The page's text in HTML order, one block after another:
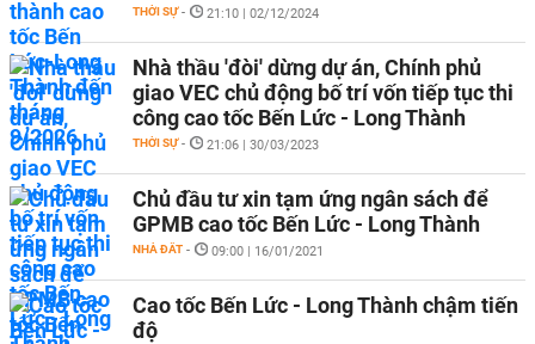
THỜI SỰ - 21:10 | 02/12/2024
Nhà thầu 'đòi' dừng dự án, Chính phủ
giao VEC chủ động bố trí vốn tiếp tục thi
công cao tốc Bến Lức - Long Thành
THỜI SỰ - 21:06 | 30/03/2023
Chủ đầu tư xin tạm ứng ngân sách để
GPMB cao tốc Bến Lức - Long Thành
NHÀ ĐẤT - 09:00 | 16/01/2021
Cao tốc Bến Lức - Long Thành chậm tiến
độ